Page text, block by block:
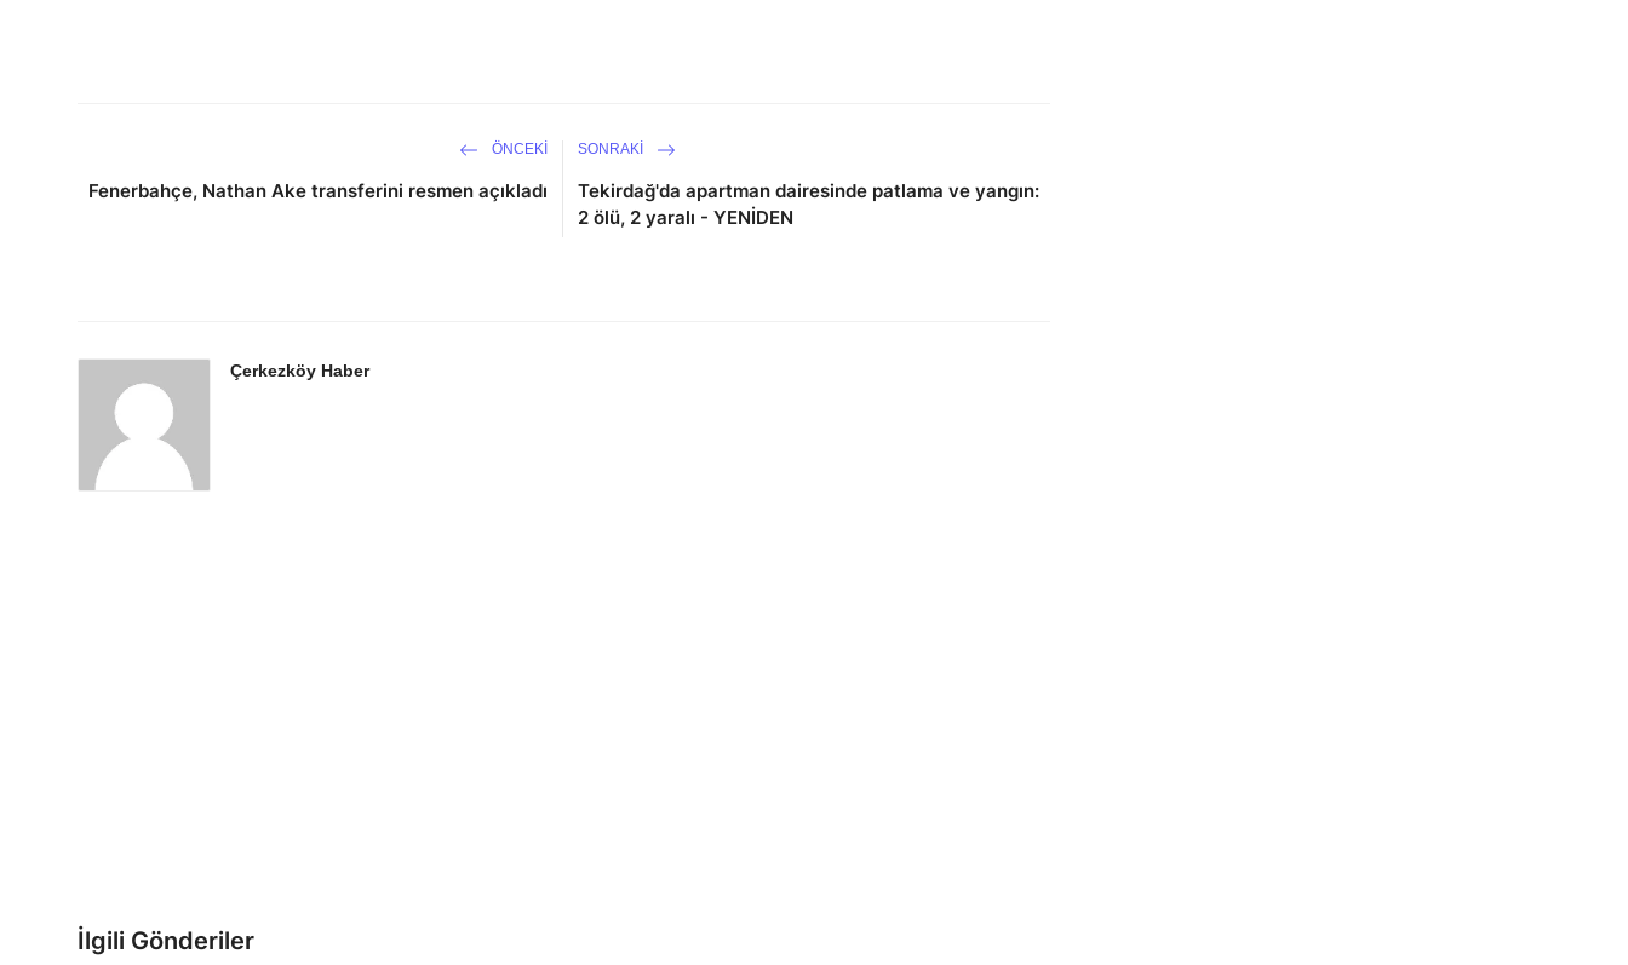
ÖNCEKI
Fenerbahçe, Nathan Ake transferini resmen açıkladı
SONRAKI
Tekirdağ'da apartman dairesinde patlama ve yangın:
2 ölü, 2 yaralı - YENİDEN
Çerkezköy Haber
İlgili Gönderiler